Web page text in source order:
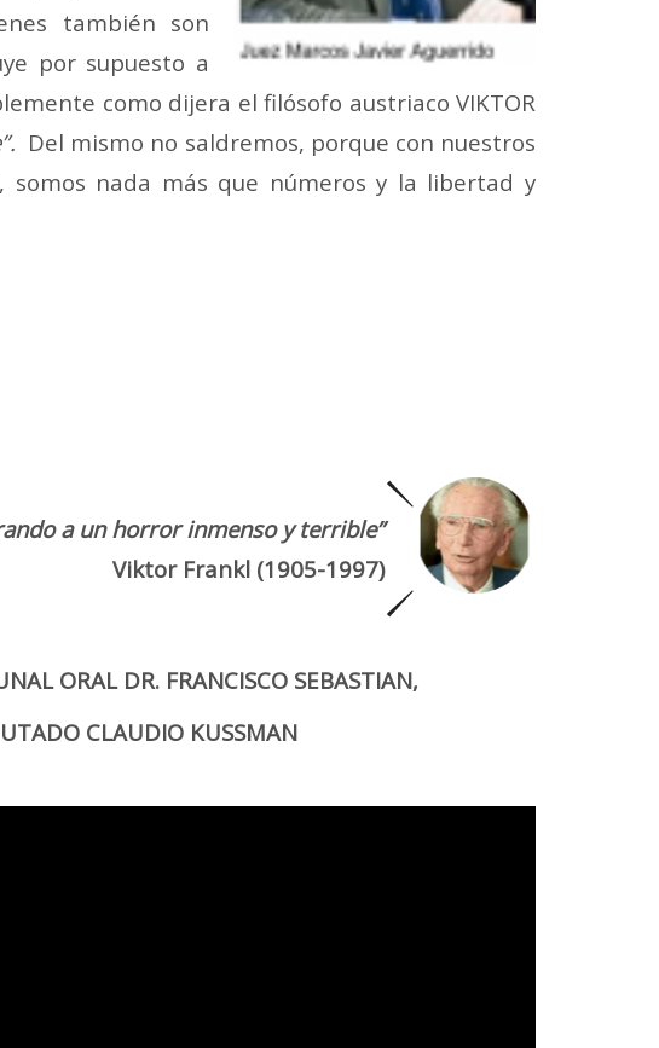
también son
por supuesto a
como dijera el filósofo austriaco VIKTOR
Del mismo no saldremos, porque con nuestros
somos nada más que números y la libertad y
a un horror inmenso y terrible”
Viktor Frankl (1905-1997)
ORAL DR. FRANCISCO SEBASTIAN,
CLAUDIO KUSSMAN